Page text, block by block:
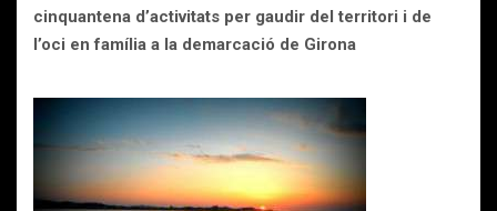
cinquantena d’activitats per gaudir del territori i de
l’oci en família a la demarcació de Girona